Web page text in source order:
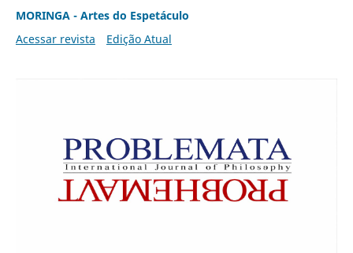
MORINGA - Artes do Espetáculo
Acessar revista
Edição Atual